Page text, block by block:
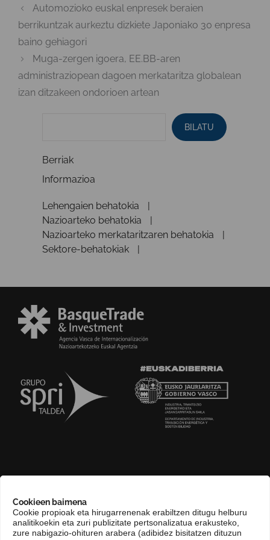
Cookieen baimena
Cookie propioak eta hirugarrenenak erabiltzen ditugu helburu
analitikoekin eta zuri publizitate pertsonalizatua erakusteko,
zure nabigazio-ohituren arabera (adibidez bisitatzen dituzun
Automozioko euskal enpresek beraien
berrikuntzak aurkeztu dizkiete Japoniako 30 enpresa
baino gehiagori
Muga-zergen igoera, EE.BB-aren
administraziopean dagoen merkataritza globalean
izan ditzakeen ondorioen artean
BILATU
Berriak
Informazioa
Lehengaien behatokia
Nazioarteko behatokia
Nazioarteko merkataritzaren behatokia
Sektore-behatokiak
COMPLIANCE CHANNEL
HARREMANETARAKO